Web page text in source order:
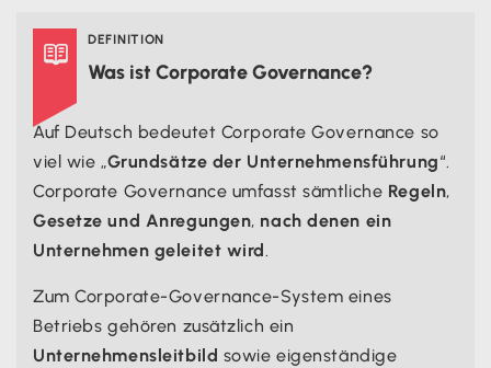
 DEFINITION
Was ist Corporate Governance?
Auf Deutsch bedeutet Corporate Governance so
viel wie „Grundsätze der Unternehmensführung“.
Corporate Governance umfasst sämtliche Regeln,
Gesetze und Anregungen, nach denen ein
Unternehmen geleitet wird.
Zum Corporate-Governance-System eines
Betriebs gehören zusätzlich ein
Unternehmensleitbild sowie eigenständige